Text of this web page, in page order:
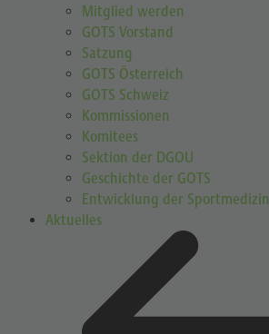
Mitglied werden
GOTS Vorstand
Satzung
GOTS Österreich
GOTS Schweiz
Kommissionen
Komitees
Sektion der DGOU
Geschichte der GOTS
Entwicklung der Sportmedizin
Aktuelles